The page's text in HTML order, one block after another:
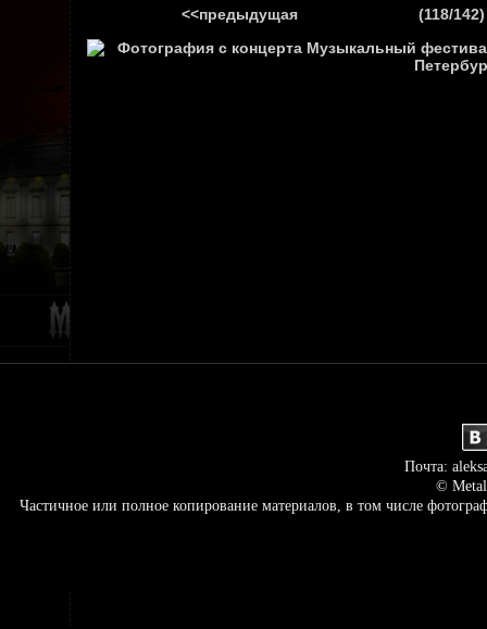
<<предыдущая (118/142)
Почта:
©
Частичное или полное копирование материалов, в том числе